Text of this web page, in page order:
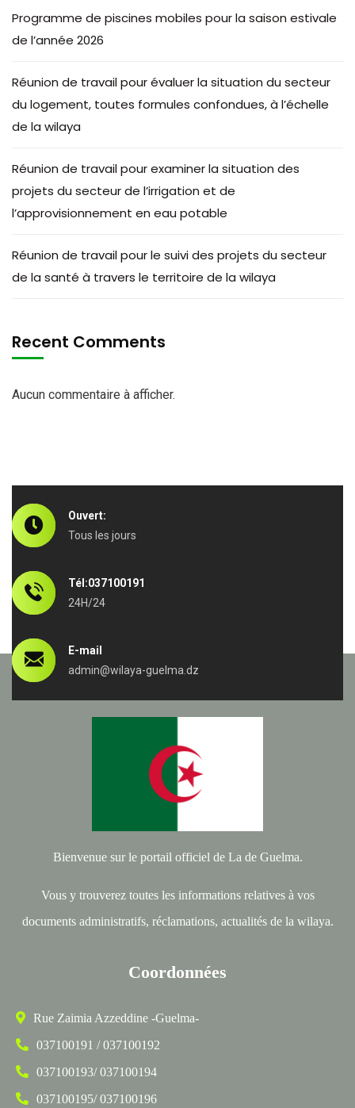
Programme de piscines mobiles pour la saison estivale
de l’année 2026
Réunion de travail pour évaluer la situation du secteur
du logement, toutes formules confondues, à l’échelle
de la wilaya
Réunion de travail pour examiner la situation des
projets du secteur de l’irrigation et de
l’approvisionnement en eau potable
Réunion de travail pour le suivi des projets du secteur
de la santé à travers le territoire de la wilaya
Recent Comments
Aucun commentaire à afficher.
Ouvert:
Tous les jours
Tél:037100191
24H/24
E-mail
admin@wilaya-guelma.dz
Bienvenue sur le portail officiel de La de Guelma.
Vous y trouverez toutes les informations relatives à vos
documents administratifs, réclamations, actualités de la wilaya.
Coordonnées
Rue Zaimia Azzeddine -Guelma-
037100191 / 037100192
037100193/ 037100194
037100195/ 037100196